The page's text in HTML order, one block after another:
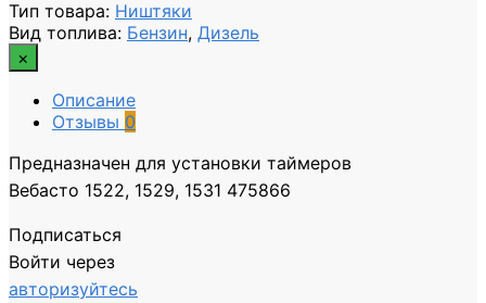
Тип товара: Ништяки
Вид топлива: Бензин, Дизель
×
Описание
Отзывы 0
Предназначен для установки таймеров
Вебасто 1522, 1529, 1531 475866
Подписаться
Войти через
авторизуйтесь